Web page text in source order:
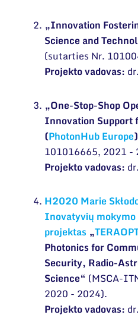
„Innovation
Science and
(sutarties Nr.
Projekto vadovas:
„One-Stop-Shop
Innovation Support
(PhotonHub Europe)
101016665, 2021 -
Projekto vadovas:
H2020 Marie
Inovatyvių
projektas „
Photonics for
Security, Radio-
Science“ (MSCA-
2020 - 2024).
Projekto vadovas: